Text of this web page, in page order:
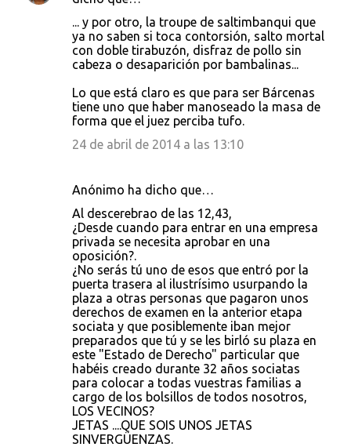
... y por otro, la troupe de saltimbanqui que
ya no saben si toca contorsión, salto mortal
con doble tirabuzón, disfraz de pollo sin
cabeza o desaparición por bambalinas...
Lo que está claro es que para ser Bárcenas
tiene uno que haber manoseado la masa de
forma que el juez perciba tufo.
24 de abril de 2014 a las 13:10
Anónimo ha dicho que…
Al descerebrao de las 12,43,
¿Desde cuando para entrar en una empresa
privada se necesita aprobar en una
oposición?.
¿No serás tú uno de esos que entró por la
puerta trasera al ilustrísimo usurpando la
plaza a otras personas que pagaron unos
derechos de examen en la anterior etapa
sociata y que posiblemente iban mejor
preparados que tú y se les birló su plaza en
este "Estado de Derecho" particular que
habéis creado durante 32 años sociatas
para colocar a todas vuestras familias a
cargo de los bolsillos de todos nosotros,
LOS VECINOS?
JETAS ....QUE SOIS UNOS JETAS
SINVERGÜENZAS.